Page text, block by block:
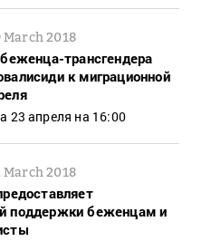
March 2018
трансгендера
к миграционной
23 апреля на 16:00
March 2018
поддержки беженцам и